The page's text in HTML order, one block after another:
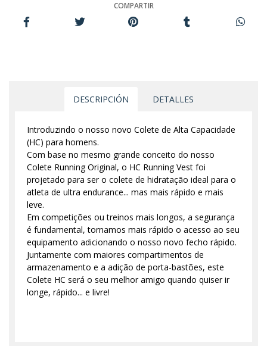
COMPARTIR
DESCRIPCIÓN DETALLES
Introduzindo o nosso novo Colete de Alta Capacidade
(HC) para homens.
Com base no mesmo grande conceito do nosso
Colete Running Original, o HC Running Vest foi
projetado para ser o colete de hidratação ideal para o
atleta de ultra endurance... mas mais rápido e mais
leve.
Em competições ou treinos mais longos, a segurança
é fundamental, tornamos mais rápido o acesso ao seu
equipamento adicionando o nosso novo fecho rápido.
Juntamente com maiores compartimentos de
armazenamento e a adição de porta-bastões, este
Colete HC será o seu melhor amigo quando quiser ir
longe, rápido... e livre!